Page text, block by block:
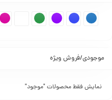
موجودی/فروش ویژه
نمایش فقط محصولات "موجود"